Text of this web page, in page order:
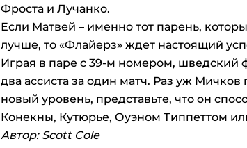
Фроста и Лучанко.
Если Матвей – именно тот парень,
лучше, то «Флайерз» ждет настоящий
Играя в паре с 39-м номером, шведский
два ассиста за один матч. Раз уж
новый уровень, представьте, что он
Конекны, Кутюрье, Оуэном Типпеттом
Автор: Scott Cole